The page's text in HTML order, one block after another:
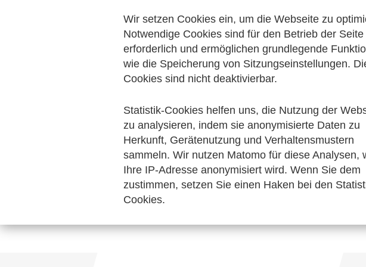
Das ZUGFeRD-Datenformat basiert auf der Richtlinie 2014/
öffentlichen Aufträgen und auf der am 28. Juni 2017
UN/CEFACT und die ISO-Norm 19005-3:2012 (PDF/A-3) ab
Die Einsatzgebiete dieses hybriden Rechnungsformats sind
Zum Download der aktuellen ZUGFeRD-Version
Wir setzen Cookies ein, um die Webseite zu
Notwendige Cookies sind für den Betrieb der Seite
erforderlich und ermöglichen grundlegende
wie die Speicherung von Sitzungseinstellungen.
Cookies sind nicht deaktivierbar.
Statistik-Cookies helfen uns, die Nutzung der
zu analysieren, indem sie anonymisierte Daten zu
Herkunft, Gerätenutzung und Verhaltensmustern
sammeln. Wir nutzen Matomo für diese Analysen,
Ihre IP-Adresse anonymisiert wird. Wenn Sie dem
zustimmen, setzen Sie einen Haken bei den
Cookies.